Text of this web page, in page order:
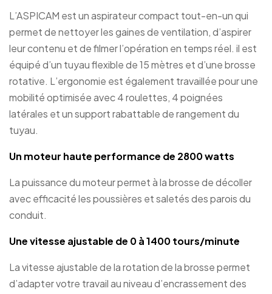
L’ASPICAM est un aspirateur compact tout-en-un qui
permet de nettoyer les gaines de ventilation, d’aspirer
leur contenu et de filmer l’opération en temps réel. il est
équipé d’un tuyau flexible de 15 mètres et d’une brosse
rotative. L’ergonomie est également travaillée pour une
mobilité optimisée avec 4 roulettes, 4 poignées
latérales et un support rabattable de rangement du
tuyau.
Un moteur haute performance de 2800 watts
La puissance du moteur permet à la brosse de décoller
avec efficacité les poussières et saletés des parois du
conduit.
Une vitesse ajustable de 0 à 1400 tours/minute
La vitesse ajustable de la rotation de la brosse permet
d’adapter votre travail au niveau d’encrassement des